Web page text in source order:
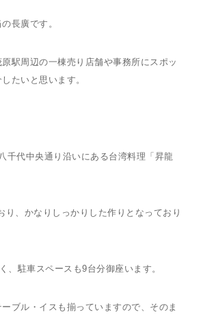
長廣です。
駅周辺の一棟売り店舗や事務所にスポッ
たいと思います。
千代中央通り沿いにある台湾料理「昇龍
り、かなりしっかりした作りとなっており
、駐車スペースも9台分御座います。
ブル・イスも揃っていますので、そのま